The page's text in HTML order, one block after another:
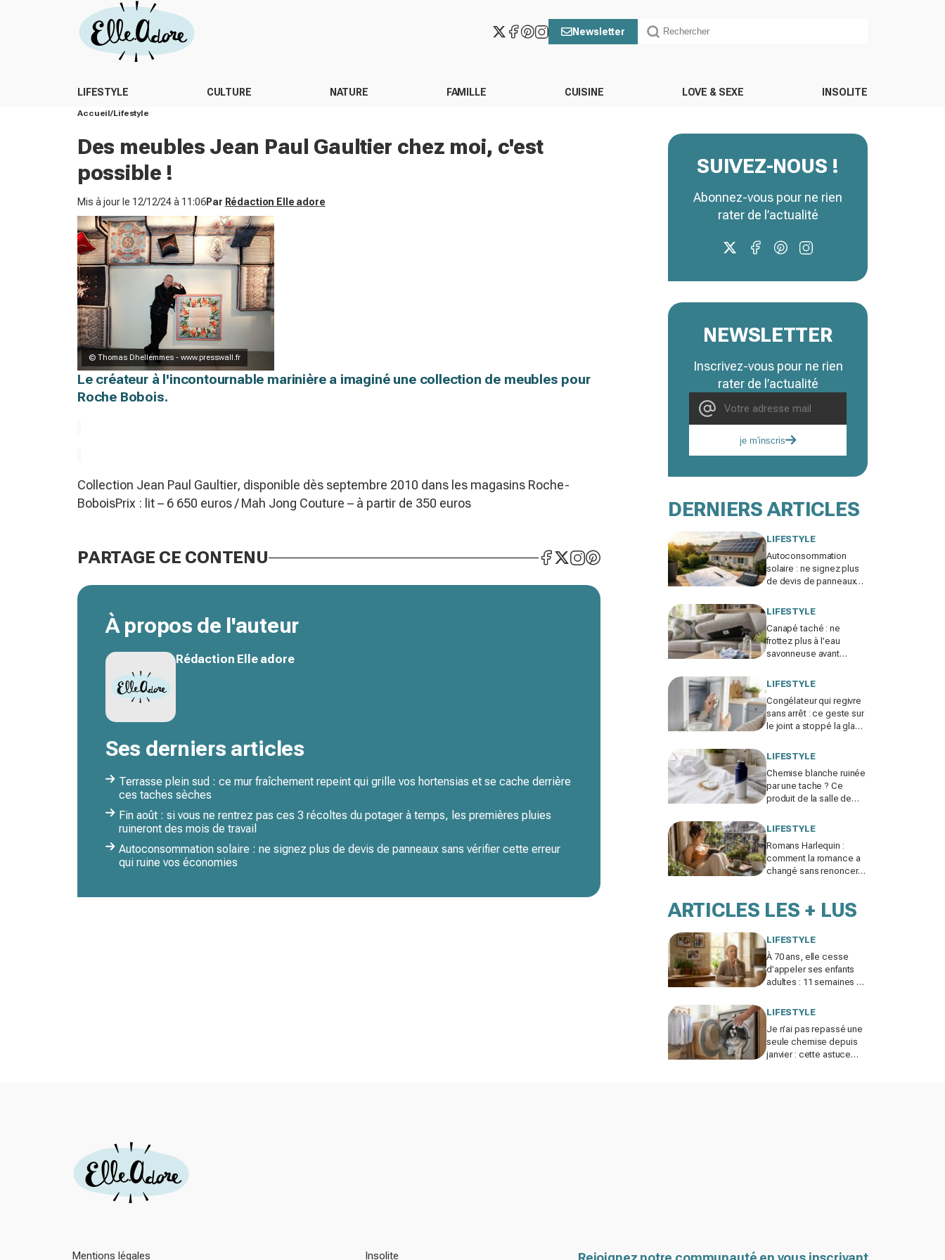
Newsletter
LIFESTYLE CULTURE NATURE FAMILLE CUISINE LOVE & SEXE INSOLITE
Accueil Lifestyle
Des meubles Jean Paul Gaultier chez moi, c'est
possible !
Mis à jour le 12/12/24 à 11:06Par Rédaction Elle adore
© Thomas Dhellemmes - www.presswall.fr
Le créateur à l'incontournable marinière a imaginé une collection de meubles pour
Roche Bobois.
Collection Jean Paul Gaultier, disponible dès septembre 2010 dans les magasins Roche-
BoboisPrix : lit – 6 650 euros / Mah Jong Couture – à partir de 350 euros
PARTAGE CE CONTENU
À propos de l'auteur
Rédaction Elle adore
Ses derniers articles
Terrasse plein sud : ce mur fraîchement repeint qui grille vos hortensias et se cache derrière
ces taches sèches
Fin août : si vous ne rentrez pas ces 3 récoltes du potager à temps, les premières pluies
ruineront des mois de travail
Autoconsommation solaire : ne signez plus de devis de panneaux sans vérifier cette erreur
qui ruine vos économies
SUIVEZ-NOUS !
Abonnez-vous pour ne rien
rater de l’actualité
NEWSLETTER
Inscrivez-vous pour ne rien
rater de l’actualité
je m'inscris
DERNIERS ARTICLES
LIFESTYLE
Autoconsommation
solaire : ne signez plus
de devis de panneaux
qui ruine vos économies
LIFESTYLE
Canapé taché : ne
frottez plus à l’eau
savonneuse avant
d’entretien caché, sinon
LIFESTYLE
Congélateur qui regivre
sans arrêt : ce geste sur
le joint a stoppé la glace
d'électricité
LIFESTYLE
Chemise blanche ruinée
par une tache ? Ce
produit de la salle de
détachant habituel
LIFESTYLE
Romans Harlequin :
comment la romance a
changé sans renoncer
ARTICLES LES + LUS
LIFESTYLE
À 70 ans, elle cesse
d’appeler ses enfants
adultes : 11 semaines de
brutale sur les familles
LIFESTYLE
Je n’ai pas repassé une
seule chemise depuis
janvier : cette astuce
Mentions légales Insolite